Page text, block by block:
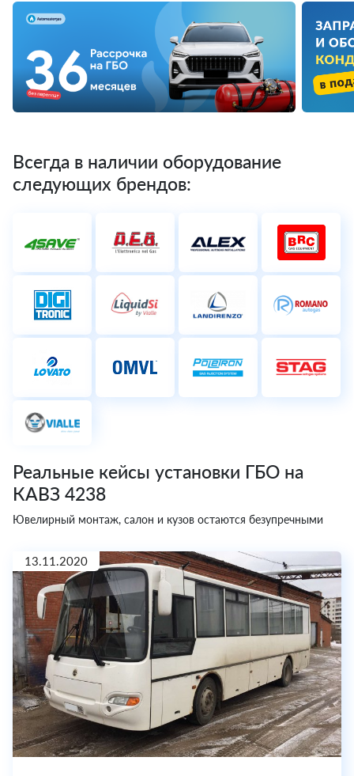
Всегда в наличии оборудование
следующих брендов:
Реальные кейсы установки ГБО на
КАВЗ 4238
Ювелирный монтаж, салон и кузов остаются безупречными
13.11.2020